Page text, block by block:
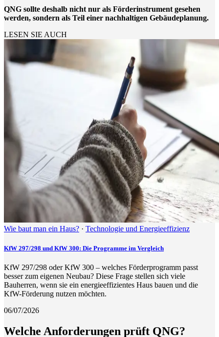
QNG sollte deshalb nicht nur als Förderinstrument gesehen
werden, sondern als Teil einer nachhaltigen Gebäudeplanung.
LESEN SIE AUCH
Wie baut man ein Haus? · Technologie und Energieeffizienz
KfW 297/298 und KfW 300: Die Programme im Vergleich
KfW 297/298 oder KfW 300 – welches Förderprogramm passt
besser zum eigenen Neubau? Diese Frage stellen sich viele
Bauherren, wenn sie ein energieeffizientes Haus bauen und die
KfW-Förderung nutzen möchten.
06/07/2026
Welche Anforderungen prüft QNG?